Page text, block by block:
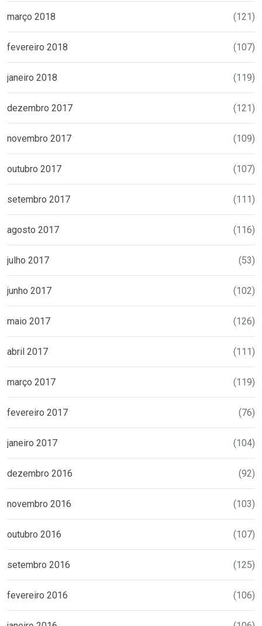
março 2018 (121)
fevereiro 2018 (107)
janeiro 2018 (119)
dezembro 2017 (121)
novembro 2017 (109)
outubro 2017 (107)
setembro 2017 (111)
agosto 2017 (116)
julho 2017 (53)
junho 2017 (102)
maio 2017 (126)
abril 2017 (111)
março 2017 (119)
fevereiro 2017 (76)
janeiro 2017 (104)
dezembro 2016 (92)
novembro 2016 (103)
outubro 2016 (107)
setembro 2016 (125)
fevereiro 2016 (106)